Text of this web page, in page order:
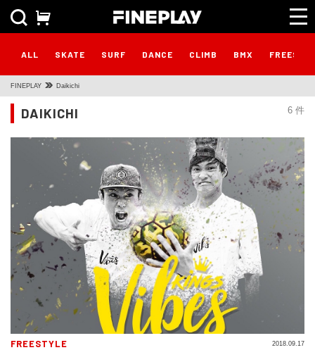
ALL SKATE SURF DANCE CLIMB BMX
FINEPLAY Daikichi
6 件
DAIKICHI
FREESTYLE 2018.09.17